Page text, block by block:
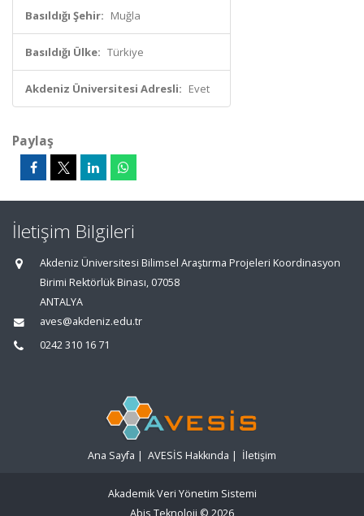
Basıldığı Şehir: Muğla
Basıldığı Ülke: Türkiye
Akdeniz Üniversitesi Adresli: Evet
Paylaş
İletişim Bilgileri
Akdeniz Üniversitesi Bilimsel Araştırma Projeleri Koordinasyon
Birimi Rektörlük Binası, 07058
ANTALYA
aves@akdeniz.edu.tr
0242 310 16 71
Ana Sayfa | AVESİS Hakkında | İletişim
Akademik Veri Yönetim Sistemi
Abis Teknoloji © 2026